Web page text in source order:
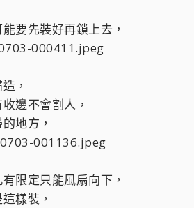
要先裝好再鎖上去，
，
邊不會割人，
地方，
限定只能風扇向下，
樣裝，